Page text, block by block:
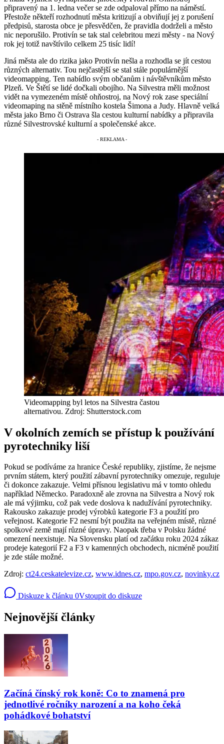
připravený na 1. ledna večer se zde odpaloval přímo na náměstí.
Přestože někteří rozhodnutí města kritizují a obviňují jej z porušení
předpisů, starosta obce je přesvědčen, že pravidla dodrželi a město
nic neporušilo. Protivín se tak stal celebritou mezi městy - na Nový
rok jej totiž navštívilo celkem 25 tisíc lidí!
Jiná města ale do rizika jako Protivín nešla a rozhodla se jít cestou
různých alternativ. Tou nejčastější se stal stále populárnější
videomapping. Ten nabídlo svým občanům i návštěvníkům město
Plzeň. Ve Štětí se lidé dočkali obojího. Na Silvestra měli možnost
vidět na vymezeném místě ohňostroj, na Nový rok zase speciální
videomaping na stěně místního kostela Šimona a Judy. Hlavně velká
města jako Brno či Ostrava šla cestou kulturní nabídky a připravila
různé Silvestrovské kulturní a společenské akce.
Videomapping byl letos na Silvestra častou
alternativou. Zdroj: Shutterstock.com
V okolních zemích se přístup k používání
pyrotechniky liší
Pokud se podíváme za hranice České republiky, zjistíme, že nejsme
prvním státem, který použití zábavní pyrotechniky omezuje, reguluje
či dokonce zakazuje. Velmi přísnou legislativu má v tomto ohledu
například Německo. Paradoxně ale zrovna na Silvestra a Nový rok
ale má výjimku, což pak vede doslova k nadužívání pyrotechniky.
Rakousko zakazuje prodej výrobků kategorie F3 a použití pro
veřejnost. Kategorie F2 nesmí být použita na veřejném místě, různé
spolkové země mají různé úpravy. Naopak třeba v Polsku žádné
omezení neexistuje. Na Slovensku platí od začátku roku 2024 zákaz
prodeje kategorií F2 a F3 v kamenných obchodech, nicméně použití
je zde stále možné.
Zdroj: ct24.ceskatelevize.cz, www.idnes.cz, mpo.gov.cz, novinky.cz
Diskuze k článku 0Vstoupit do diskuze
Nejnovější články
Začíná čínský rok koně: Co to znamená pro
jednotlivé ročníky narození a na koho čeká
pohádkové bohatství